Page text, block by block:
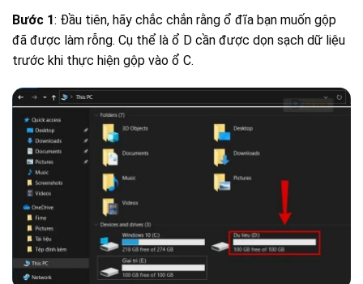
Bước 1: Đầu tiên, hãy chắc chắn rằng ổ đĩa bạn muốn gộp
đã được làm rỗng. Cụ thể là ổ D cần được dọn sạch dữ liệu
trước khi thực hiện gộp vào ổ C.